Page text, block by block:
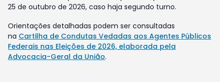
25 de outubro de 2026, caso haja segundo turno.
Orientações detalhadas podem ser consultadas
na Cartilha de Condutas Vedadas aos Agentes Públicos
Federais nas Eleições de 2026, elaborada pela
Advocacia-Geral da União.